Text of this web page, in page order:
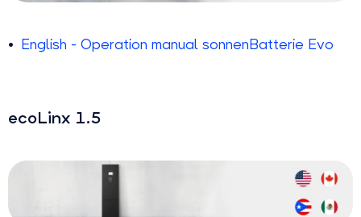
English - Operation manual sonnenBatterie Evo
ecoLinx 1.5